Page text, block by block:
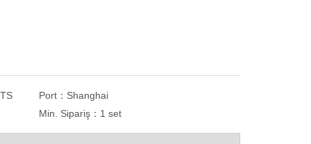
Port： Shanghai
Min. Sipariş： 1 set